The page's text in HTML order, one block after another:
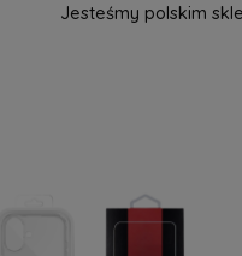
Jesteśmy polskim